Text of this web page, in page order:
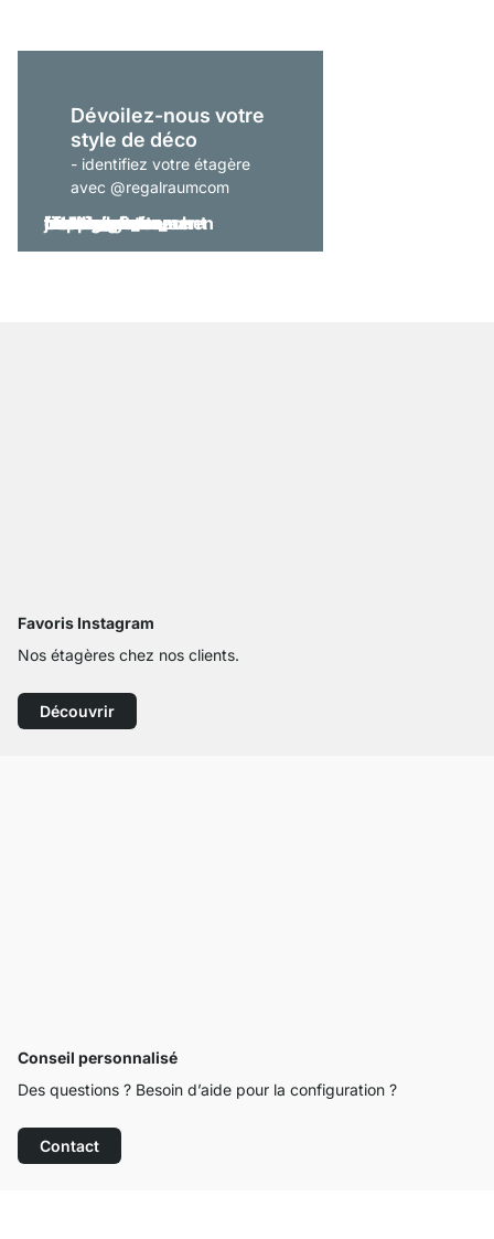
Dévoilez-nous votre
style de déco
- identifiez votre étagère
avec @regalraumcom
Favoris Instagram
Nos étagères chez nos clients.
Découvrir
Conseil personnalisé
Des questions ? Besoin d’aide pour la configuration ?
Contact